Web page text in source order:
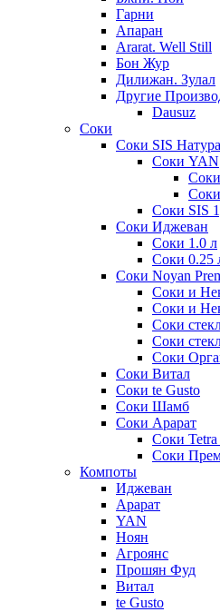
Гарни
Апаран
Ararat. Well Still
Бон Жур
Дилижан. Зулал
Другие
Dausuz
Соки
Соки SIS
Соки YAN
Соки SIS
Соки Иджеван
Соки 1.0 л
Соки 0.25
Соки Noyan
Соки и
Соки и
Соки
Соки
Соки
Соки Витал
Соки te Gusto
Соки Шамб
Соки Арарат
Соки Tetra
Соки
Компоты
Иджеван
Арарат
YAN
Ноян
Агроянс
Прошян Фуд
Витал
te Gusto